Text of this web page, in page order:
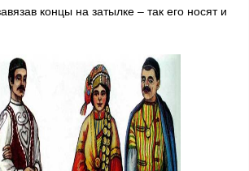
концы на затылке – так его носят и